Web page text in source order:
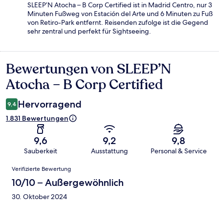
SLEEP’N Atocha – B Corp Certified ist in Madrid Centro, nur 3
Minuten Fußweg von Estación del Arte und 6 Minuten zu Fuß
von Retiro-Park entfernt. Reisenden zufolge ist die Gegend
sehr zentral und perfekt für Sightseeing.
Bewertungen
Bewertungen von SLEEP’N
Atocha – B Corp Certified
9,4 Hervorragend
1.831 Bewertungen
9,6
Sauberkeit
9,2
Ausstattung
9,8
Personal & Service
Bewertungen
Verifizierte Bewertung
10/10 – Außergewöhnlich
30. Oktober 2024